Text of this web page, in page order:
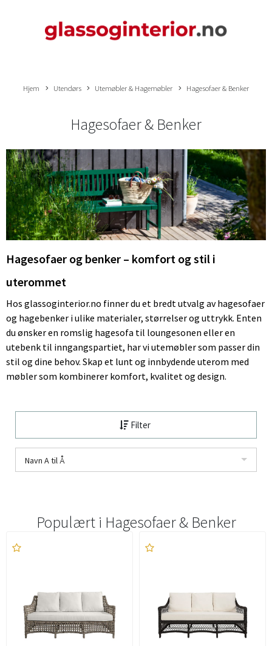
Hjem Utendørs Utemøbler & Hagemøbler Hagesofaer & Benker
Hagesofaer & Benker
Hagesofaer og benker – komfort og stil i
uterommet
Hos glassoginterior.no finner du et bredt utvalg av hagesofaer
og hagebenker i ulike materialer, størrelser og uttrykk. Enten
du ønsker en romslig hagesofa til loungesonen eller en
utebenk til inngangspartiet, har vi utemøbler som passer din
stil og dine behov. Skap et lunt og innbydende uterom med
møbler som kombinerer komfort, kvalitet og design.
Filter
Navn A til Å
Populært i Hagesofaer & Benker